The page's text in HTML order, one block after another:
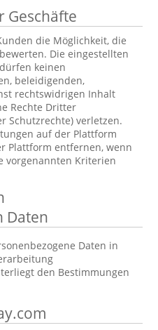
Geschäfte
die Möglichkeit, die
Die eingestellten
keinen
beleidigenden,
rechtswidrigen Inhalt
Rechte Dritter
Schutzrechte) verletzen.
auf der Plattform
Plattform entfernen, wenn
vorgenannten Kriterien
Daten
Daten in
den Bestimmungen